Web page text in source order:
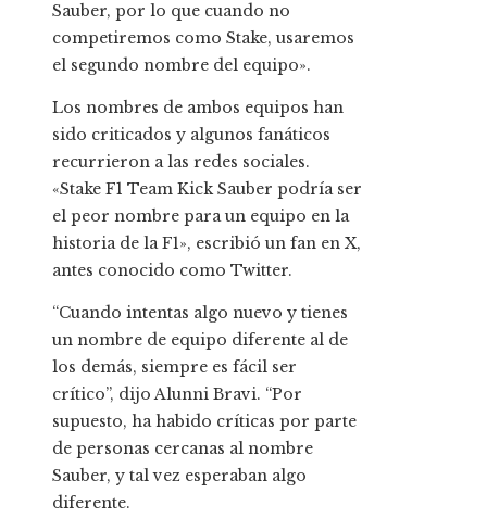
Sauber, por lo que cuando no
competiremos como Stake, usaremos
el segundo nombre del equipo».
Los nombres de ambos equipos han
sido criticados y algunos fanáticos
recurrieron a las redes sociales.
«Stake F1 Team Kick Sauber podría ser
el peor nombre para un equipo en la
historia de la F1», escribió un fan en X,
antes conocido como Twitter.
“Cuando intentas algo nuevo y tienes
un nombre de equipo diferente al de
los demás, siempre es fácil ser
crítico”, dijo Alunni Bravi. “Por
supuesto, ha habido críticas por parte
de personas cercanas al nombre
Sauber, y tal vez esperaban algo
diferente.